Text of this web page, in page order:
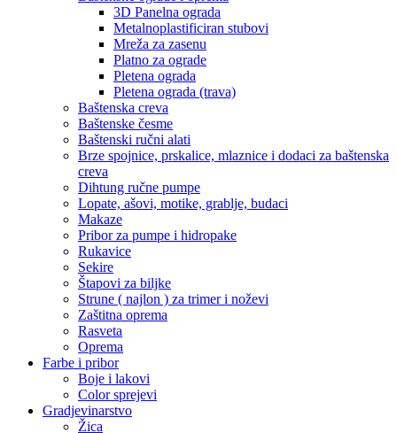
3D Panelna ograda
Metalnoplastificiran stubovi
Mreža za zasenu
Platno za ograde
Pletena ograda
Pletena ograda (trava)
Baštenska creva
Baštenske česme
Baštenski ručni alati
Brze spojnice, prskalice, mlaznice i dodaci za baštenska
creva
Dihtung ručne pumpe
Lopate, ašovi, motike, grablje, budaci
Makaze
Pribor za pumpe i hidropake
Rukavice
Sekire
Štapovi za biljke
Strune ( najlon ) za trimer i noževi
Zaštitna oprema
Rasveta
Oprema
Farbe i pribor
Boje i lakovi
Color sprejevi
Gradjevinarstvo
Žica